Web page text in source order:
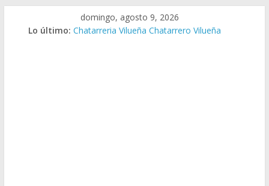
domingo, agosto 9, 2026
Lo último: Chatarreria Vilueña Chatarrero Vilueña